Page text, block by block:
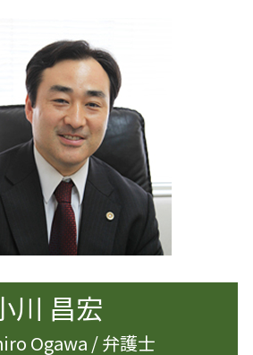
権 違い
士
査
書類
ない
ハラ
川 昌宏
Ogawa / 弁護士